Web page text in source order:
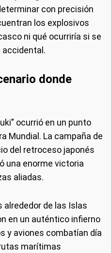
con precisión
los explosivos
ni qué ocurriría si se
accidental.
donde
ocurrió en un punto
Mundial. La campaña de
del retroceso japonés
una enorme victoria
aliadas.
alrededor de las Islas
en un auténtico infierno
y aviones combatían día
marítimas